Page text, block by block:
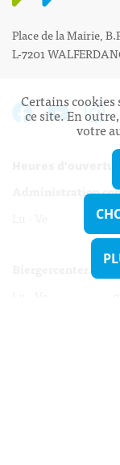
Place de la Mairie,
L-7201
Heures
Administration
Lu - Ve
13h30 -
Certains
ce site. En
votre